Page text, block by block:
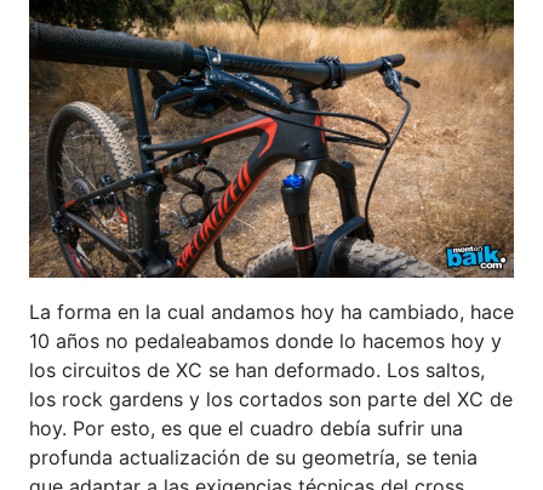
La forma en la cual andamos hoy ha cambiado, hace
10 años no pedaleabamos donde lo hacemos hoy y
los circuitos de XC se han deformado. Los saltos,
los rock gardens y los cortados son parte del XC de
hoy. Por esto, es que el cuadro debía sufrir una
profunda actualización de su geometría, se tenia